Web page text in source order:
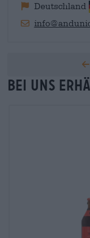
Deutschland
Bei uns